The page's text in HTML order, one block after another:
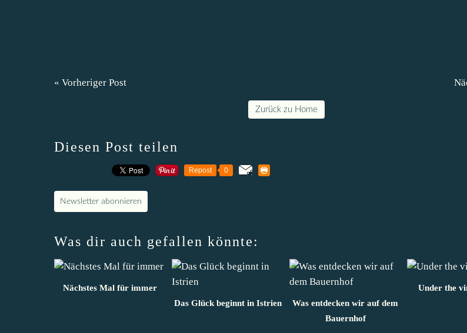
« Vorheriger Post
Zurück zu Home
Diesen Post teilen
Repost 0
Newsletter abonnieren
Was dir auch gefallen könnte:
Nächstes Mal für immer
Das Glück beginnt in Istrien
Was entdecken wir auf dem
Bauernhof
Under the